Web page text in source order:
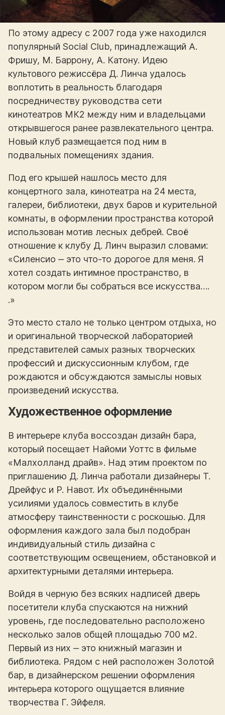
По этому адресу с 2007 года уже находился
популярный Social Club, принадлежащий А.
Фришу, М. Баррону, А. Катону. Идею
культового режиссёра Д. Линча удалось
воплотить в реальность благодаря
посредничеству руководства сети
кинотеатров МК2 между ним и владельцами
открывшегося ранее развлекательного центра.
Новый клуб размещается под ним в
подвальных помещениях здания.
Под его крышей нашлось место для
концертного зала, кинотеатра на 24 места,
галереи, библиотеки, двух баров и курительной
комнаты, в оформлении пространства которой
использован мотив лесных дебрей. Своё
отношение к клубу Д. Линч выразил словами:
«Силенсио ‒ это что-то дорогое для меня. Я
хотел создать интимное пространство, в
котором могли бы собраться все искусства….
.»
Это место стало не только центром отдыха, но
и оригинальной творческой лабораторией
представителей самых разных творческих
профессий и дискуссионным клубом, где
рождаются и обсуждаются замыслы новых
произведений искусства.
Художественное оформление
В интерьере клуба воссоздан дизайн бара,
который посещает Найоми Уоттс в фильме
«Малхолланд драйв». Над этим проектом по
приглашению Д. Линча работали дизайнеры Т.
Дрейфус и Р. Навот. Их объединёнными
усилиями удалось совместить в клубе
атмосферу таинственности с роскошью. Для
оформления каждого зала был подобран
индивидуальный стиль дизайна с
соответствующим освещением, обстановкой и
архитектурными деталями интерьера.
Войдя в черную без всяких надписей дверь
посетители клуба спускаются на нижний
уровень, где последовательно расположено
несколько залов общей площадью 700 м2.
Первый из них ‒ это книжный магазин и
библиотека. Рядом с ней расположен Золотой
бар, в дизайнерском решении оформления
интерьера которого ощущается влияние
творчества Г. Эйфеля.